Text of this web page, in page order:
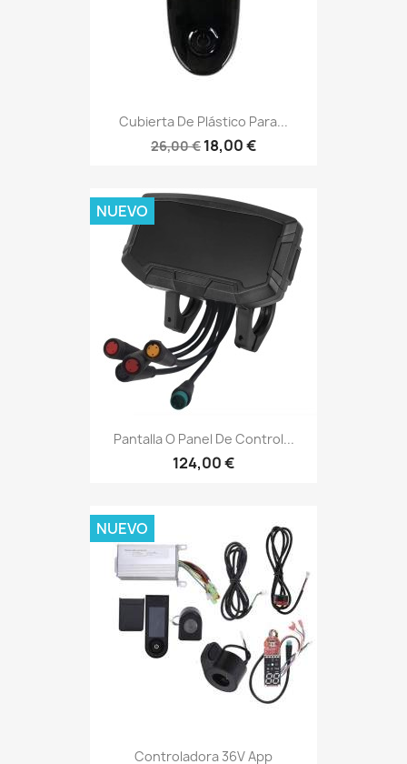
Cubierta De Plástico Para...
26,00 € 18,00 €
Pantalla O Panel De Control...
124,00 €
NUEVO
Controladora 36V App
NUEVO